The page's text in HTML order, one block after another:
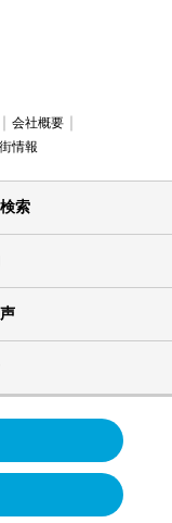
会社概要
街情報
索